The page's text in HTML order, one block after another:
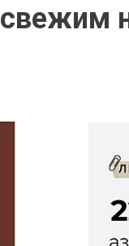
свежим